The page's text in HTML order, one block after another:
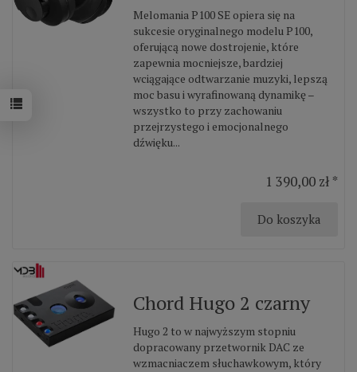
Melomania P100 SE opiera się na
sukcesie oryginalnego modelu P100,
oferującą nowe dostrojenie, które
zapewnia mocniejsze, bardziej
wciągające odtwarzanie muzyki, lepszą
moc basu i wyrafinowaną dynamikę –
wszystko to przy zachowaniu
przejrzystego i emocjonalnego
dźwięku...
1 390,00 zł *
Do koszyka
Chord Hugo 2 czarny
Hugo 2 to w najwyższym stopniu
dopracowany przetwornik DAC ze
wzmacniaczem słuchawkowym, który